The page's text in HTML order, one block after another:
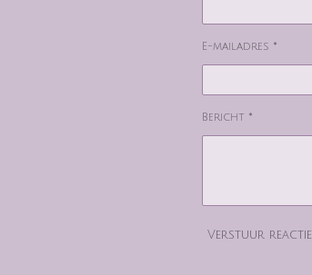
E-mailadres *
Bericht *
Verstuur reactie